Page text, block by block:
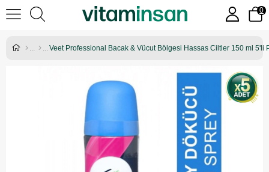
0
Veet Professional Bacak & Vücut Bölgesi Hassas Ciltler 150 ml 5'li